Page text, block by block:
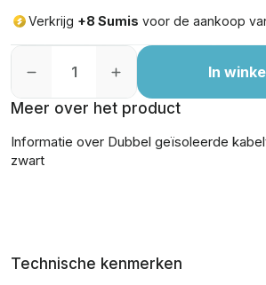
Verkrijg +8 Sumis voor de aankoop
In
Meer over het product
Informatie over Dubbel geïsoleerde
zwart
Technische kenmerken